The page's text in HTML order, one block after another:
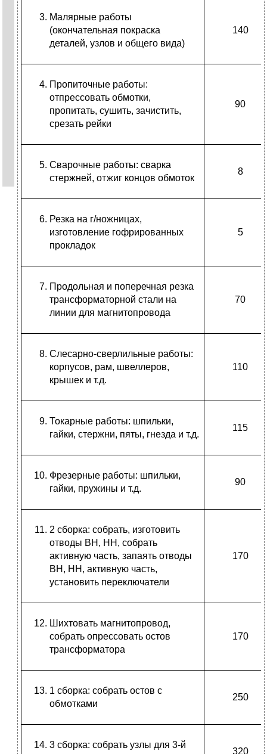
Малярные работы
(окончательная покраска
деталей, узлов и общего вида)
140
Пропиточные работы:
отпрессовать обмотки,
пропитать, сушить, зачистить,
срезать рейки
90
Сварочные работы: сварка
стержней, отжиг концов обмоток
8
Резка на г/ножницах,
изготовление гофрированных
прокладок
5
Продольная и поперечная резка
трансформаторной стали на
линии для магнитопровода
70
Слесарно-сверлильные работы:
корпусов, рам, швеллеров,
крышек и т.д.
110
Токарные работы: шпильки,
гайки, стержни, пяты, гнезда и т.д.
115
Фрезерные работы: шпильки,
гайки, пружины и т.д.
90
2 сборка: собрать, изготовить
отводы ВН, НН, собрать
активную часть, запаять отводы
ВН, НН, активную часть,
установить переключатели
170
Шихтовать магнитопровод,
собрать опрессовать остов
трансформатора
170
1 сборка: собрать остов с
обмотками
250
3 сборка: собрать узлы для 3-й
320